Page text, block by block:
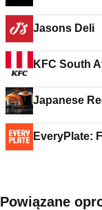
Jasons Deli
KFC South
Japanese
EveryPlate:
Powiązane